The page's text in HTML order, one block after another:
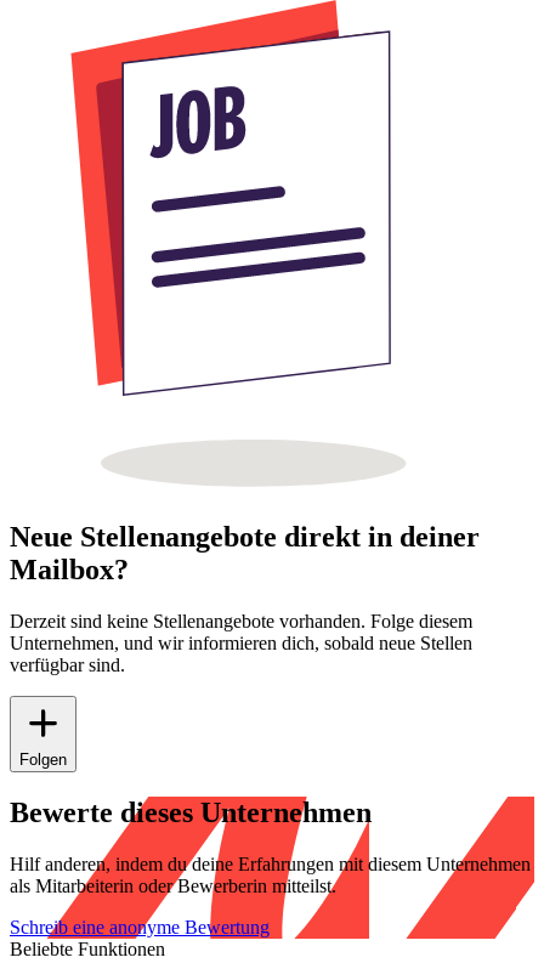
Neue Stellenangebote direkt in deiner
Mailbox?
Derzeit sind keine Stellenangebote vorhanden. Folge diesem
Unternehmen, und wir informieren dich, sobald neue Stellen
verfügbar sind.
Folgen
Bewerte dieses Unternehmen
Hilf anderen, indem du deine Erfahrungen mit diesem Unternehmen
als Mitarbeiterin oder Bewerberin mitteilst.
Schreib eine anonyme Bewertung
Beliebte Funktionen